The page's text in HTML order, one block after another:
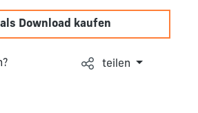
gewünschten Wert
als Download kaufen
teilen